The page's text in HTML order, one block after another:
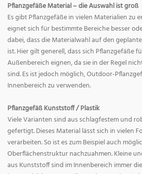
Pflanzgefäße Material – die Auswahl ist groß
Es gibt Pflanzgefäße in vielen Materialien zu
eignet sich für bestimmte Bereiche besser
dabei, dass die Materialwahl auf den
ist. Hier gilt generell, dass sich Pflanzgefäße
Außenbereich eignen, da sie in der Regel
sind. Es ist jedoch möglich, Outdoor-
Innenbereich zu verwenden.
Pflanzgefäß Kunststoff / Plastik
Viele Varianten sind aus schlagfestem und
gefertigt. Dieses Material lässt sich in vielen
verarbeiten. So ist es zum Beispiel auch
Oberflächenstruktur nachzuahmen. Kleine
aus Kunststoff sind im Innenbereich immer